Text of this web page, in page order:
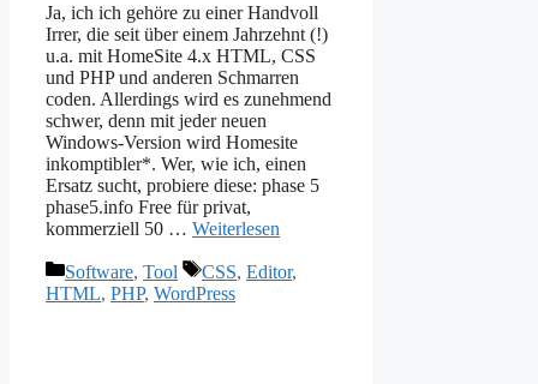
Ja, ich ich gehöre zu einer Handvoll
Irrer, die seit über einem Jahrzehnt (!)
u.a. mit HomeSite 4.x HTML, CSS
und PHP und anderen Schmarren
coden. Allerdings wird es zunehmend
schwer, denn mit jeder neuen
Windows-Version wird Homesite
inkomptibler*. Wer, wie ich, einen
Ersatz sucht, probiere diese: phase 5
phase5.info Free für privat,
kommerziell 50 … Weiterlesen
Kategorien
Software, Tool Schlagwörter
CSS, Editor,
HTML, PHP, WordPress